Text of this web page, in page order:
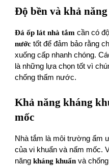
Độ bền và khả
Đá ốp lát nhà tắm cần có
nước tốt để đảm bảo rằng
xuống cấp nhanh chóng.
là những lựa chọn tốt vì
chống thấm nước.
Khả năng kháng
mốc
Nhà tắm là môi trường ẩm
của vi khuẩn và nấm mốc.
năngkháng khuẩn và